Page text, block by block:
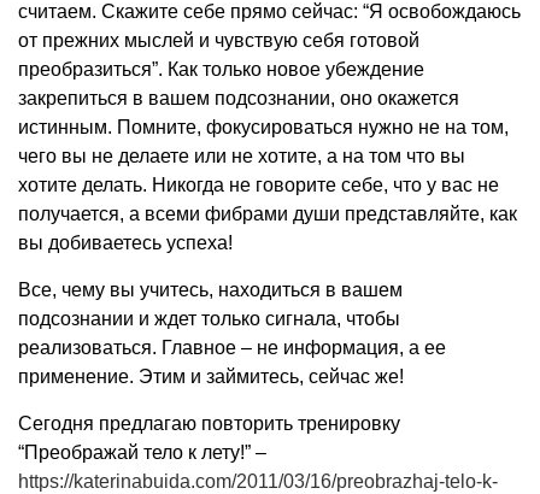
считаем. Скажите себе прямо сейчас: “Я освобождаюсь
от прежних мыслей и чувствую себя готовой
преобразиться”. Как только новое убеждение
закрепиться в вашем подсознании, оно окажется
истинным. Помните, фокусироваться нужно не на том,
чего вы не делаете или не хотите, а на том что вы
хотите делать. Никогда не говорите себе, что у вас не
получается, а всеми фибрами души представляйте, как
вы добиваетесь успеха!
Все, чему вы учитесь, находиться в вашем
подсознании и ждет только сигнала, чтобы
реализоваться. Главное – не информация, а ее
применение. Этим и займитесь, сейчас же!
Сегодня предлагаю повторить тренировку
“Преображай тело к лету!” –
https://katerinabuida.com/2011/03/16/preobrazhaj-telo-k-